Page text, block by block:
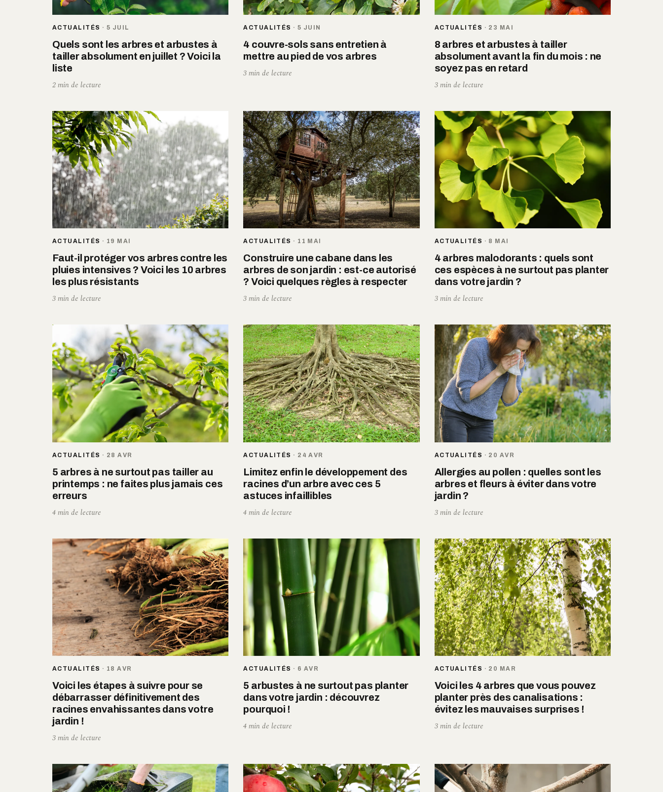
ACTUALITÉS · 5 JUIL
Quels sont les arbres et arbustes à
tailler absolument en juillet ? Voici la
liste
2 min de lecture
ACTUALITÉS ·5 JUIN
4 couvre-sols sans entretien à
mettre au pied de vos arbres
3 min de lecture
ACTUALITÉS · 23 MAI
8 arbres et arbustes à tailler
absolument avant la fin du mois : ne
soyez pas en retard
3 min de lecture
ACTUALITÉS · 19 MAI
Faut-il protéger vos arbres contre les
pluies intensives ? Voici les 10 arbres
les plus résistants
3 min de lecture
ACTUALITÉS · 11 MAI
Construire une cabane dans les
arbres de son jardin : est-ce autorisé
? Voici quelques règles à respecter
3 min de lecture
ACTUALITÉS · 8 MAI
4 arbres malodorants : quels sont
ces espèces à ne surtout pas planter
dans votre jardin ?
3 min de lecture
ACTUALITÉS · 28 AVR
5 arbres à ne surtout pas tailler au
printemps : ne faites plus jamais ces
erreurs
4 min de lecture
ACTUALITÉS · 24 AVR
Limitez enfin le développement des
racines d’un arbre avec ces 5
astuces infaillibles
4 min de lecture
ACTUALITÉS · 20 AVR
Allergies au pollen : quelles sont les
arbres et fleurs à éviter dans votre
jardin ?
3 min de lecture
ACTUALITÉS · 18 AVR
Voici les étapes à suivre pour se
débarrasser définitivement des
racines envahissantes dans votre
jardin !
3 min de lecture
ACTUALITÉS · 6 AVR
5 arbustes à ne surtout pas planter
dans votre jardin : découvrez
pourquoi !
4 min de lecture
ACTUALITÉS · 20 MAR
Voici les 4 arbres que vous pouvez
planter près des canalisations :
évitez les mauvaises surprises !
3 min de lecture